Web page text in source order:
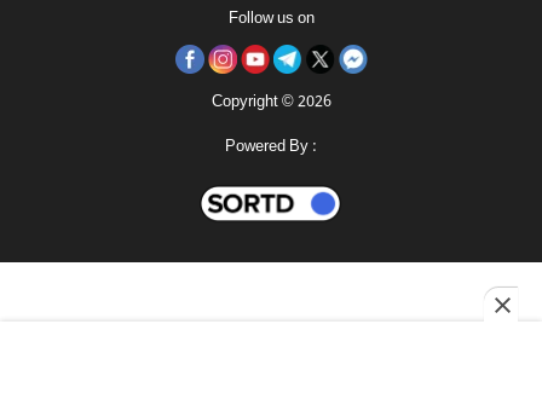
Follow us on
Copyright © 2026
Powered By :